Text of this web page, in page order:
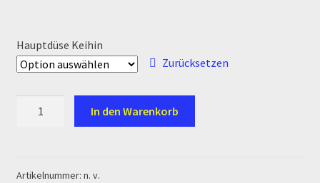
Formas de Pago (Bankverbindung)
Impressum
INFOSEITE
Hauptdüse Keihin
Zurücksetzen
In den Warenkorb
Artikelnummer: n. v.